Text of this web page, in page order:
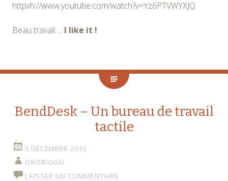
httpvh://www.youtube.com/watch?v=Yz6PTVWYXJQ
Beau travail…. I like it !
BendDesk – Un bureau de travail
tactile
5 DÉCEMBRE 2010
GROBIGOU
LAISSER UN COMMENTAIRE